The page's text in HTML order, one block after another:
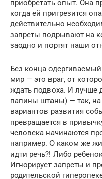
приобретать опыт. Она
когда ей пригрезится
действительно
запреты подрывают на
заодно и портят наши
Без конца
мир — это враг, от
ждать подвоха. И лучше
папины штаны) — так,
вариантов развития
превращается в
человека начинаются
например. О каком же
идти речь?! Либо
Игнорирует запреты и
родительской